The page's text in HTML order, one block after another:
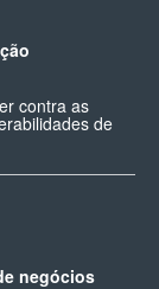
contra as
de
negócios